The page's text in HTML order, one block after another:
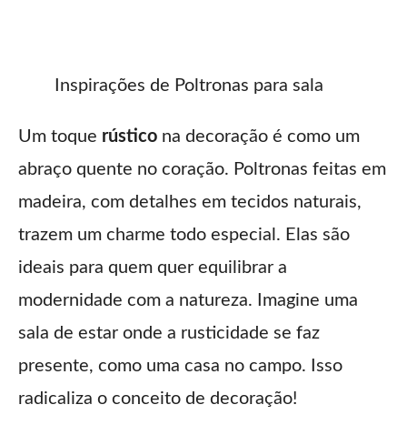
Inspirações de Poltronas para sala
Um toque rústico na decoração é como um
abraço quente no coração. Poltronas feitas em
madeira, com detalhes em tecidos naturais,
trazem um charme todo especial. Elas são
ideais para quem quer equilibrar a
modernidade com a natureza. Imagine uma
sala de estar onde a rusticidade se faz
presente, como uma casa no campo. Isso
radicaliza o conceito de decoração!